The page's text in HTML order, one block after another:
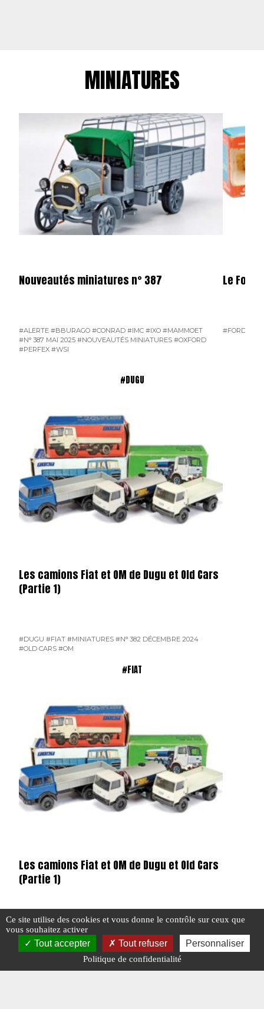
MINIATURES
Nouveautés miniatures n° 387
#ALERTE #BBURAGO #CONRAD #IMC #IXO #MAMMOET
#N° 387 MAI 2025 #NOUVEAUTÉS MINIATURES #OXFORD
#PERFEX #WSI
Le Ford
#FORD D800
#DUGU
Les camions Fiat et OM de Dugu et Old Cars
(Partie 1)
#DUGU #FIAT #MINIATURES #N° 382 DÉCEMBRE 2024
#OLD CARS #OM
#FIAT
Les camions Fiat et OM de Dugu et Old Cars
(Partie 1)
#DUGU #FIAT #MINIATURES
#OLD CARS
#MINIATURES
Ce site utilise des cookies et vous donne le contrôle sur ceux que
vous souhaitez activer
Tout accepter Tout refuser Personnaliser
Politique de confidentialité